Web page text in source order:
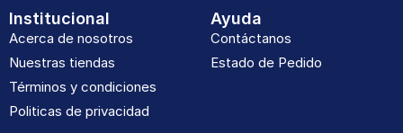
Institucional
Acerca de nosotros
Nuestras tiendas
Términos y condiciones
Politicas de privacidad
Ayuda
Contáctanos
Estado de Pedido